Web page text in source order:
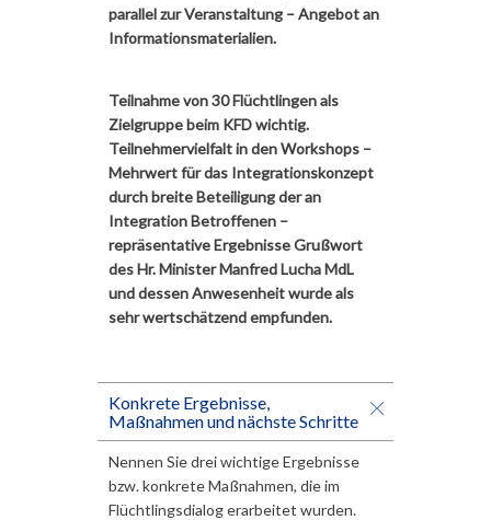
parallel zur Veranstaltung – Angebot an
Informationsmaterialien.
Teilnahme von 30 Flüchtlingen als
Zielgruppe beim KFD wichtig.
Teilnehmervielfalt in den Workshops –
Mehrwert für das Integrationskonzept
durch breite Beteiligung der an
Integration Betroffenen –
repräsentative Ergebnisse Grußwort
des Hr. Minister Manfred Lucha MdL
und dessen Anwesenheit wurde als
sehr wertschätzend empfunden.
Konkrete Ergebnisse,
Maßnahmen und nächste Schritte
Nennen Sie drei wichtige Ergebnisse
bzw. konkrete Maßnahmen, die im
Flüchtlingsdialog erarbeitet wurden.